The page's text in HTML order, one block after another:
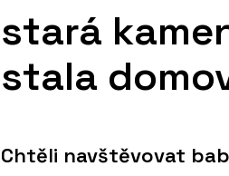
stará
stala
Chtěli navštěvovat